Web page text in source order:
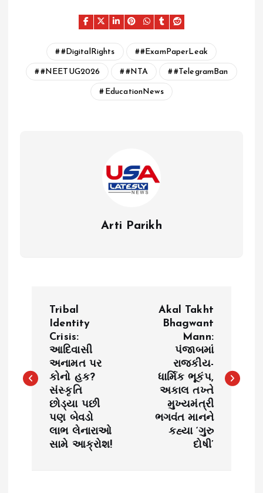
#DigitalRights #ExamPaperLeak
#NEETUG2026 #NTA #TelegramBan
EducationNews
Arti Parikh
t
Tribal
Identity
Crisis:
આદિવાસી
અનામત પર
કોનો હક?
સંસ્કૃતિ
છોડ્યા પછી
પણ બેવડો
લાભ લેનારાઓ
સામે આક્રોશ!
Akal Takht
Bhagwant
Mann:
પંજાબમાં
રાજકીય-
ધાર્મિક ભૂકંપ,
અકાલ તખ્તે
મુખ્યમંત્રી
ભગવંત માનને
કહ્યા ‘ગુરુ
દોષી’